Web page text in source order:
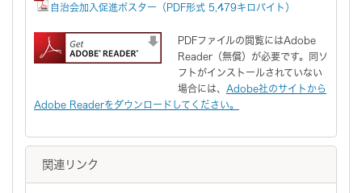
自治会加入促進ポスター（PDF形式 5,479キロバイト）
PDFファイルの閲覧にはAdobe
Reader（無償）が必要です。同ソ
フトがインストールされていない
場合には、 Adobe社のサイトから
Adobe Readerをダウンロードしてください。
関連リンク